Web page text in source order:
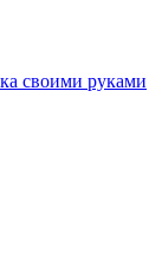
своими руками